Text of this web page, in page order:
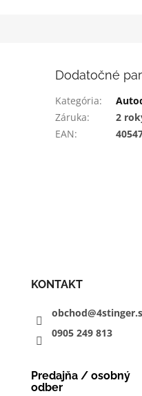
Dodatočné
Kategória:
Záruka:
2
EAN:
KONTAKT
0905 249 813
Predajňa / osobný
odber